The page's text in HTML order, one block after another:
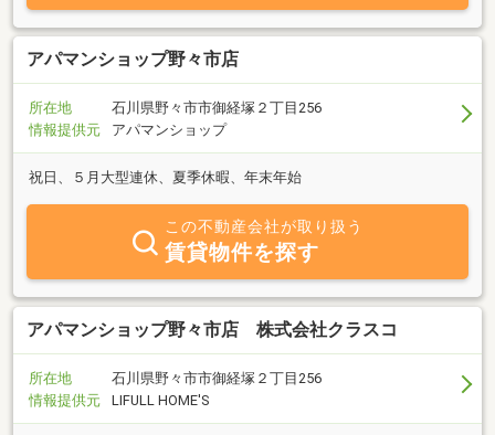
アパマンショップ野々市店
所在地
石川県野々市市御経塚２丁目256
情報提供元
アパマンショップ
祝日、５月大型連休、夏季休暇、年末年始
この不動産会社が取り扱う
賃貸物件を探す
アパマンショップ野々市店 株式会社クラスコ
所在地
石川県野々市市御経塚２丁目256
情報提供元
LIFULL HOME'S